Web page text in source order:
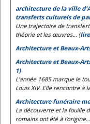
architecture de la ville
Une trajectoire de
théorie et les œuvres... (
Architecture et Beaux-
Architecture et Beaux-
1)
L’année 1685 marque le
Louis XIV. Elle rencontre à
Architecture funéraire
La découverte et la fouille
romains ont été à